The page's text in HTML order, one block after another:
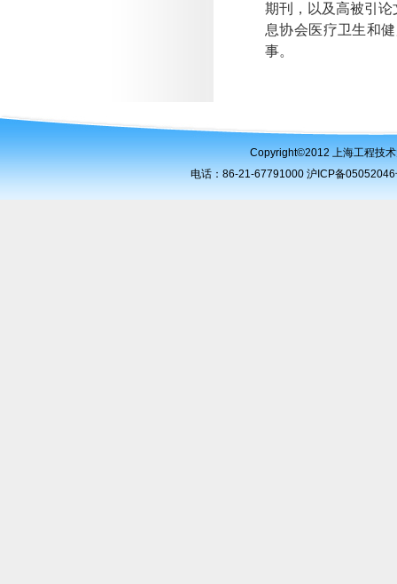
期刊，以及高被引论
息协会医疗卫生和
事。
Copyright©2012 上海工程技
电话：86-21-67791000 沪ICP备